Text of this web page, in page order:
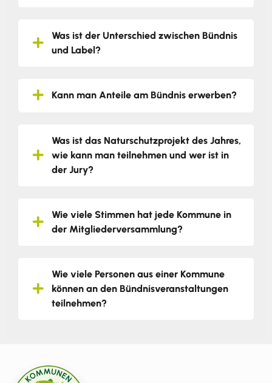
Was ist der Unterschied zwischen Bündnis
und Label?
Kann man Anteile am Bündnis erwerben?
Was ist das Naturschutzprojekt des Jahres,
wie kann man teilnehmen und wer ist in
der Jury?
Wie viele Stimmen hat jede Kommune in
der Mitgliederversammlung?
Wie viele Personen aus einer Kommune
können an den Bündnisveranstaltungen
teilnehmen?